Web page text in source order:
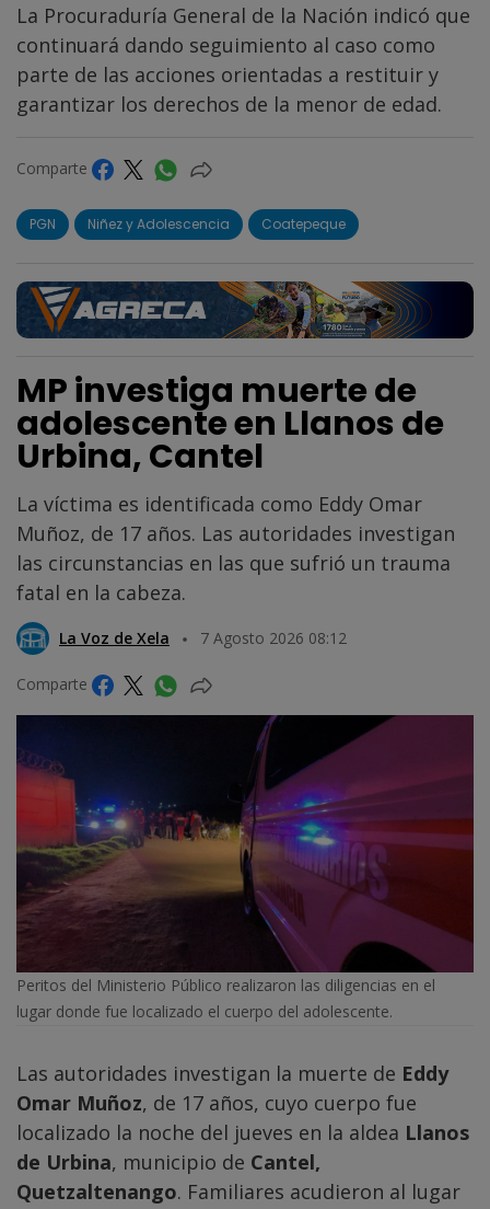
La Procuraduría General de la Nación indicó que
continuará dando seguimiento al caso como
parte de las acciones orientadas a restituir y
garantizar los derechos de la menor de edad.
Comparte
PGN Niñez y Adolescencia Coatepeque
MP investiga muerte de
adolescente en Llanos de
Urbina, Cantel
La víctima es identificada como Eddy Omar
Muñoz, de 17 años. Las autoridades investigan
las circunstancias en las que sufrió un trauma
fatal en la cabeza.
La Voz de Xela 7 Agosto 2026 08:12
Comparte
Peritos del Ministerio Público realizaron las diligencias en el
lugar donde fue localizado el cuerpo del adolescente.
Las autoridades investigan la muerte de Eddy
Omar Muñoz, de 17 años, cuyo cuerpo fue
localizado la noche del jueves en la aldea Llanos
de Urbina, municipio de Cantel,
Quetzaltenango. Familiares acudieron al lugar